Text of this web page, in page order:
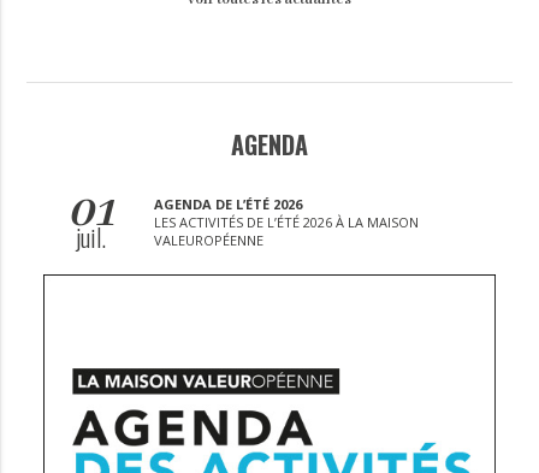
AGENDA
01
juil.
AGENDA DE L’ÉTÉ 2026
LES ACTIVITÉS DE L’ÉTÉ 2026 À LA MAISON
VALEUROPÉENNE